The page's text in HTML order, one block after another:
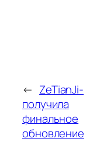
← ZeTianJi-
получила
финальное
обновление